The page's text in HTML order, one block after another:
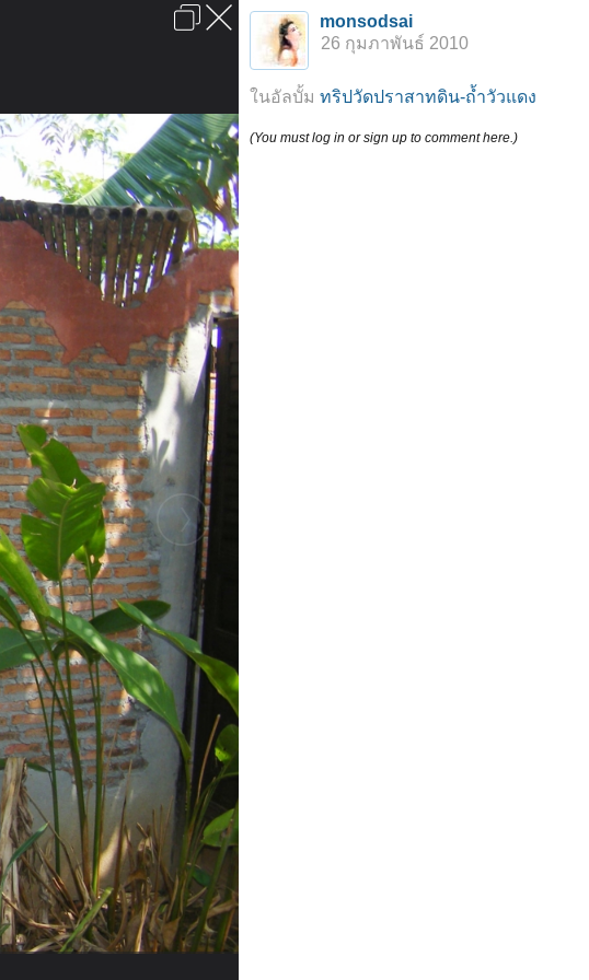
เข้าสู่ระบบหรือลงทะเบียน
ลงโฆษณา ติดต่อเรา ช่วยเหลือ
monsodsai
26 กุมภาพันธ์ 2010
ในอัลบั้ม ทริปวัดปราสาทดิน-ถ้ำวัวแดง
(You must log in or sign up to comment here.)